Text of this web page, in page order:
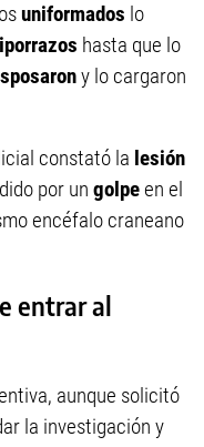
uniformados lo
hasta que lo
y lo cargaron
constató la lesión
por un golpeen el
encéfalo craneano
entrar al
aunque solicitó
la investigación y